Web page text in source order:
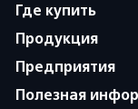
Где купить
Продукция
Предприятия
Полезная